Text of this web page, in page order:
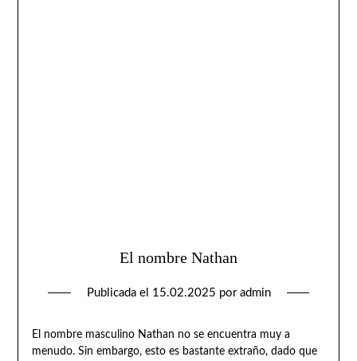
El nombre Nathan
Publicada el 15.02.2025 por admin
El nombre masculino Nathan no se encuentra muy a
menudo. Sin embargo, esto es bastante extraño, dado que